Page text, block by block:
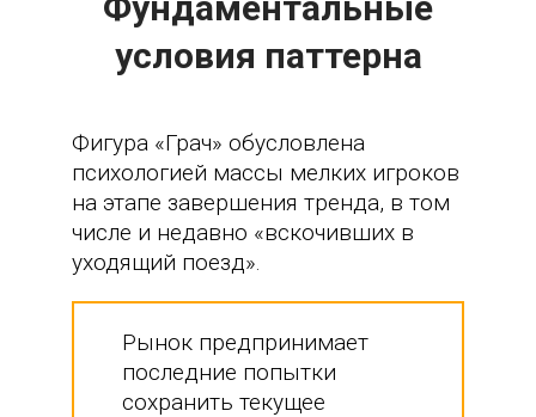
условия паттерна
Фигура «Грач» обусловлена
психологией массы мелких игроков
на этапе завершения тренда, в том
числе и недавно «вскочивших в
уходящий поезд».
Рынок предпринимает
последние попытки
сохранить текущее